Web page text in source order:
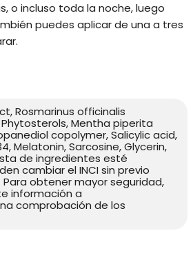
o incluso toda la noche, luego
puedes aplicar de una a tres
Rosmarinus officinalis
Mentha piperita
copolymer, Salicylic acid,
Melatonin, Sarcosine, Glycerin,
de ingredientes esté
cambiar el INCI sin previo
obtener mayor seguridad,
información a
comprobación de los